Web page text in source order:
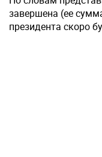
завершена (ее
президента скоро